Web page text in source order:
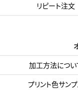
リピート注文
加工方法につい
プリント色サン